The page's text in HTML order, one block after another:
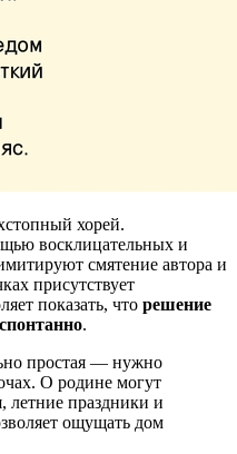
хорей.
восклицательных и
смятение автора и
присутствует
показать, что решение
.
простая — нужно
О родине могут
летние праздники и
ощущать дом